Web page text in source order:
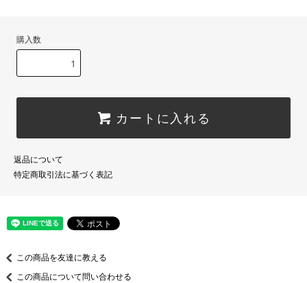
購入数
カートに入れる
返品について
特定商取引法に基づく表記
この商品を友達に教える
この商品について問い合わせる